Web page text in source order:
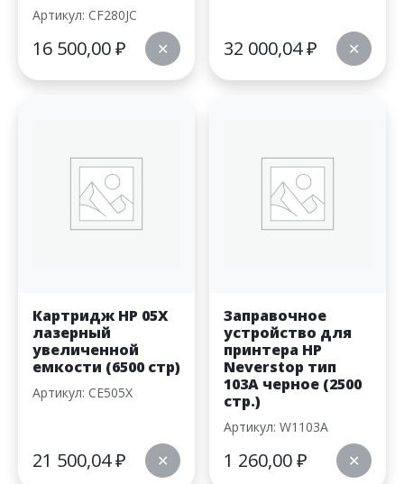
Артикул: CF280JC
16 500,00₽ ✕ 32 000,04₽ ✕
Картридж HP 05X
лазерный
увеличенной
емкости (6500 стр)
Артикул: CE505X
21 500,04₽ ✕
Заправочное
устройство для
принтера HP
Neverstop тип
103A черное (2500
стр.)
Артикул: W1103A
1 260,00₽ ✕